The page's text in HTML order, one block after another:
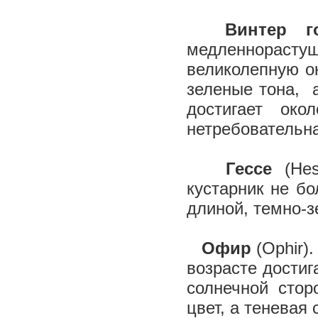
Винтер
великолепную
зеленые тона,
достигает
Гессе
кустарник не
длиной, темно-
Офир
возрасте
солнечной
цвет, а теневая